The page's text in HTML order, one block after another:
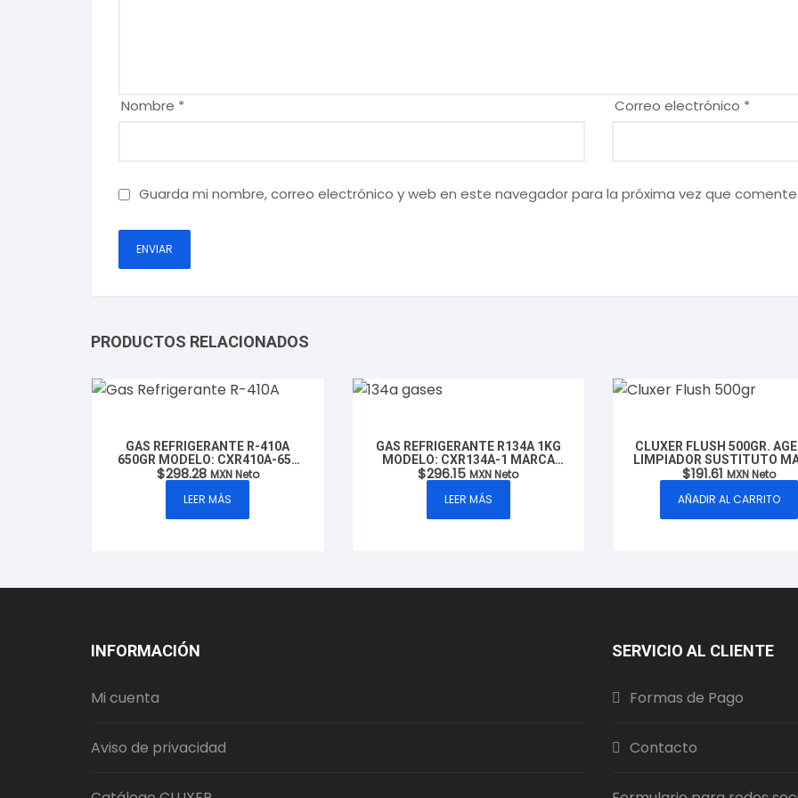
Nombre * Correo electrónico *
Guarda mi nombre, correo electrónico y web en este navegador para la próxima vez que
PRODUCTOS RELACIONADOS
GAS REFRIGERANTE R-410A
650GR MODELO: CXR410A-650
MARCA CLUXER
$298.28 MXN Neto
LEER MÁS
GAS REFRIGERANTE R134A 1KG
MODELO: CXR134A-1 MARCA
CLUXER
$296.15 MXN Neto
LEER MÁS
CLUXER FLUSH 500GR.
LIMPIADOR SUSTITUTO
CLUXER, MODELO: CX-
$191.61 MXN Neto
AÑADIR AL CARRITO
INFORMACIÓN
Mi cuenta
Aviso de privacidad
SERVICIO AL CLIENTE
Formas de Pago
Contacto